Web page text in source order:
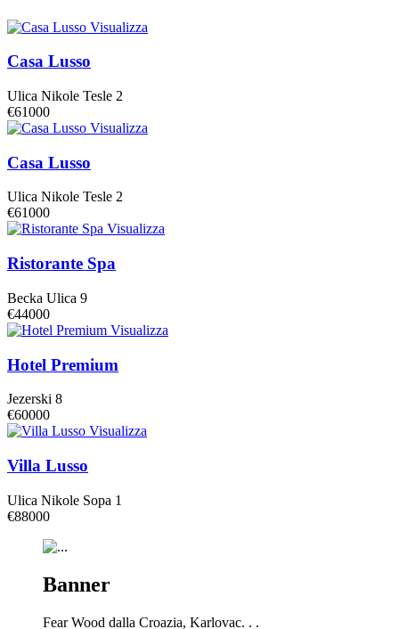
Visualizza
Casa Lusso
Ulica Nikole Tesle 2
€61000
Visualizza
Casa Lusso
Ulica Nikole Tesle 2
€61000
Visualizza
Ristorante Spa
Becka Ulica 9
€44000
Visualizza
Hotel Premium
Jezerski 8
€60000
Visualizza
Villa Lusso
Ulica Nikole Sopa 1
€88000
Banner
Fear Wood dalla Croazia, Karlovac. . .